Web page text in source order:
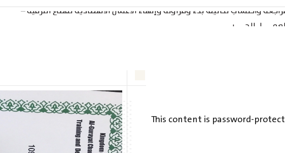
القسم النسائى
واحتساب تكاليف بدء ومزاولة وإنهاء الأعمال الاقتصادية لقطاع الترفيه –
الحـــــر
This content is password-